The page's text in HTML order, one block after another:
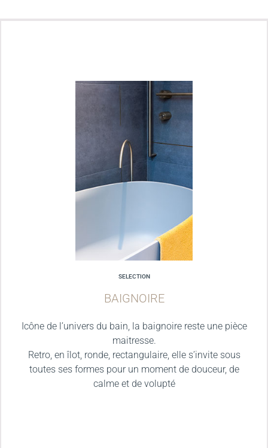
SELECTION
BAIGNOIRE
Icône de l’univers du bain, la baignoire reste une pièce
maitresse.
Retro, en îlot, ronde, rectangulaire, elle s’invite sous
toutes ses formes pour un moment de douceur, de
calme et de volupté